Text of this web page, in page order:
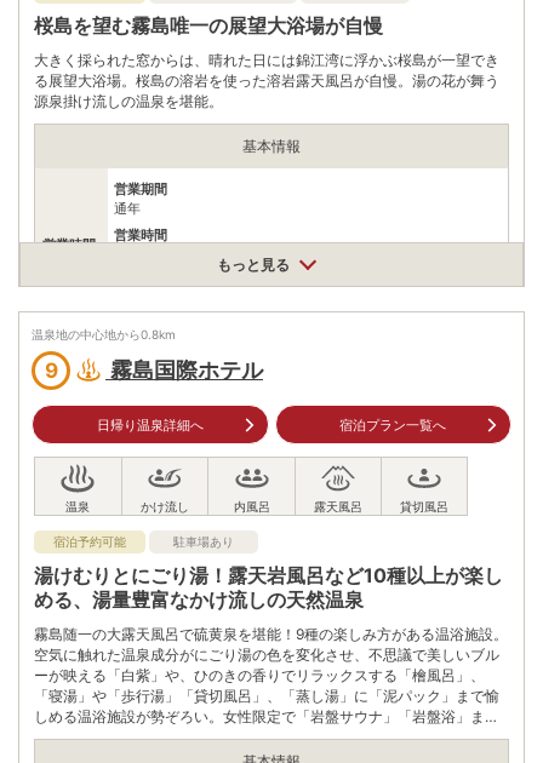
桜島を望む霧島唯一の展望大浴場が自慢
大きく採られた窓からは、晴れた日には錦江湾に浮かぶ桜島が一望でき
る展望大浴場。桜島の溶岩を使った溶岩露天風呂が自慢。湯の花が舞う
源泉掛け流しの温泉を堪能。
基本情報
営業時間
営業期間
通年
営業時間
入浴料
お一人様800円
※フェイスタオル:別途100円
泉質
住所
鹿児島県霧島市牧園町高千穂3885
車
九州自動車道横川ICから県道50号、国道223号を都城市方面へ
19km
JR日豊本線霧島神宮駅から鹿児島交通霧島いわさきホテル行き
バスで30分、丸尾下車、徒歩7分
駐車場 無料（80台）
電話番号 0995782531
※ 掲載情報は変更になる場合があります。最新の内容はご利用前にご自身でお
問合せください。
もっと見る
温泉地の中心地から0.8km
9 霧島国際ホテル
日帰り温泉詳細へ 宿泊プラン一覧へ
宿泊予約可能 駐車場あり
湯けむりとにごり湯！露天岩風呂など10種以上が楽し
める、湯量豊富なかけ流しの天然温泉
霧島随一の大露天風呂で硫黄泉を堪能！9種の楽しみ方がある温浴施設。
空気に触れた温泉成分がにごり湯の色を変化させ、不思議で美しいブル
ーが映える「白紫」や、ひのきの香りでリラックスする「檜風呂」、
「寝湯」や「歩行湯」「貸切風呂」、「蒸し湯」に「泥パック」まで愉
しめる温浴施設が勢ぞろい。女性限定で「岩盤サウナ」「岩盤浴」まで
完備。